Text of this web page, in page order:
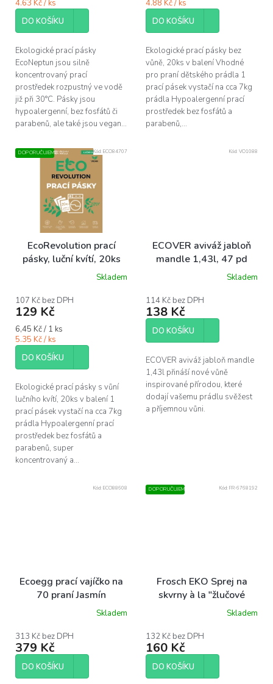
5
hvězdiček.
cena:
4.63 Kč / ks
DO KOŠÍKU
Ekologické prací pásky
EcoNeptun jsou silně
koncentrovaný prací
prostředek rozpustný ve vodě
již při 30°C. Pásky jsou
hypoalergenní, bez fosfátů či
parabenů, ale také jsou vegan...
5
hvězdiček.
cena:
4.88 Kč / ks
DO KOŠÍKU
Ekologické prací pásky bez
vůně, 20ks v balení Vhodné
pro praní dětského prádla 1
prací pásek vystačí na cca 7kg
prádla Hypoalergenní prací
prostředek bez fosfátů a
parabenů,...
DOPORUČUJEME
EcoRevolution prací
pásky, luční kvítí, 20ks
produktu
je
z
5
hvězdiček.
Skladem
107 Kč bez DPH
129 Kč
Měrná
cena:
6,45 Kč / 1 ks
5.35 Kč / ks
DO KOŠÍKU
Ekologické prací pásky s vůní
lučního kvítí, 20ks v balení 1
prací pásek vystačí na cca 7kg
prádla Hypoalergenní prací
prostředek bez fosfátů a
parabenů, super
koncentrovaný a...
Kód: ECO84707
ECOVER aviváž jabloň
mandle 1,43l, 47 pd
Skladem
114 Kč bez DPH
138 Kč
DO KOŠÍKU
ECOVER aviváž jabloň mandle
1,43l přináší nové vůně
inspirované přírodou, které
dodají vašemu prádlu svěžest
a příjemnou vůni.
Kód: VO1088
Ecoegg prací vajíčko na
70 praní Jasmín
Skladem
313 Kč bez DPH
379 Kč
DO KOŠÍKU
Kód: ECO88608 DOPORUČUJEME
Frosch EKO Sprej na
skvrny à la "žlučové
mýdlo", 500 mlSkladem
132 Kč bez DPH
160 Kč
DO KOŠÍKU
Kód: FR-6768192